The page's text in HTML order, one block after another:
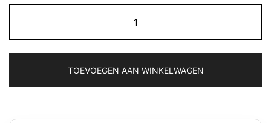
Peak
and
USB
laptop
TOEVOEGEN AAN WINKELWAGEN